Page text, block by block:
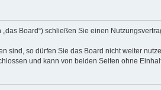
Board“) schließen Sie einen
sind, so dürfen Sie das Board nicht weiter
und kann von beiden Seiten ohne